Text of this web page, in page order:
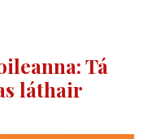
Tá
láthair